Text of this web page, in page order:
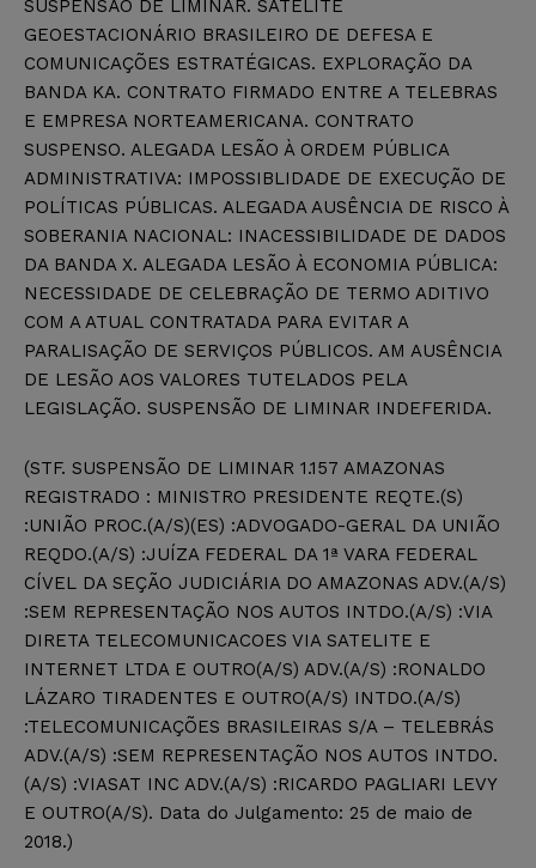
SUSPENSÃO DE LIMINAR. SATÉLITE
GEOESTACIONÁRIO BRASILEIRO DE DEFESA E
COMUNICAÇÕES ESTRATÉGICAS. EXPLORAÇÃO DA
BANDA KA. CONTRATO FIRMADO ENTRE A TELEBRAS
E EMPRESA NORTEAMERICANA. CONTRATO
SUSPENSO. ALEGADA LESÃO À ORDEM PÚBLICA
ADMINISTRATIVA: IMPOSSIBLIDADE DE EXECUÇÃO DE
POLÍTICAS PÚBLICAS. ALEGADA AUSÊNCIA DE RISCO À
SOBERANIA NACIONAL: INACESSIBILIDADE DE DADOS
DA BANDA X. ALEGADA LESÃO À ECONOMIA PÚBLICA:
NECESSIDADE DE CELEBRAÇÃO DE TERMO ADITIVO
COM A ATUAL CONTRATADA PARA EVITAR A
PARALISAÇÃO DE SERVIÇOS PÚBLICOS. AM AUSÊNCIA
DE LESÃO AOS VALORES TUTELADOS PELA
LEGISLAÇÃO. SUSPENSÃO DE LIMINAR INDEFERIDA.
(STF. SUSPENSÃO DE LIMINAR 1.157 AMAZONAS
REGISTRADO : MINISTRO PRESIDENTE REQTE.(S)
:UNIÃO PROC.(A/S)(ES) :ADVOGADO-GERAL DA UNIÃO
REQDO.(A/S) :JUÍZA FEDERAL DA 1ª VARA FEDERAL
CÍVEL DA SEÇÃO JUDICIÁRIA DO AMAZONAS ADV.(A/S)
:SEM REPRESENTAÇÃO NOS AUTOS INTDO.(A/S) :VIA
DIRETA TELECOMUNICACOES VIA SATELITE E
INTERNET LTDA E OUTRO(A/S) ADV.(A/S) :RONALDO
LÁZARO TIRADENTES E OUTRO(A/S) INTDO.(A/S)
:TELECOMUNICAÇÕES BRASILEIRAS S/A – TELEBRÁS
ADV.(A/S) :SEM REPRESENTAÇÃO NOS AUTOS INTDO.
(A/S) :VIASAT INC ADV.(A/S) :RICARDO PAGLIARI LEVY
E OUTRO(A/S). Data do Julgamento: 25 de maio de
2018.)